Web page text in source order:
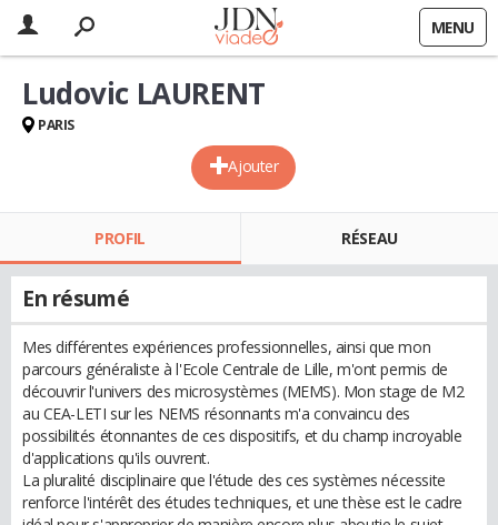
MENU
Ajouter
Ludovic LAURENT
PARIS
PROFIL RÉSEAU
En résumé
Mes différentes expériences professionnelles, ainsi que mon
parcours généraliste à l'Ecole Centrale de Lille, m'ont permis de
découvrir l'univers des microsystèmes (MEMS). Mon stage de M2
au CEA-LETI sur les NEMS résonnants m'a convaincu des
possibilités étonnantes de ces dispositifs, et du champ incroyable
d'applications qu'ils ouvrent.
La pluralité disciplinaire que l'étude des ces systèmes nécessite
renforce l'intérêt des études techniques, et une thèse est le cadre